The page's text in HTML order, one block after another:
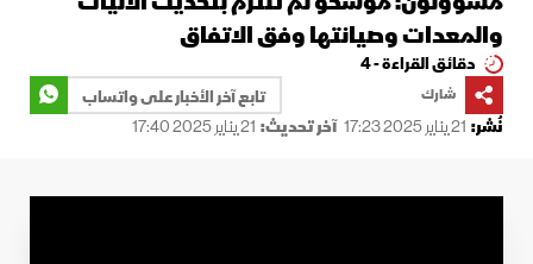
والمعدات وصيانتها وفق الاتفاق
دقائق القراءة - 4
شارك
تابع آخر الأخبار على واتساب
نُشر: 21 يناير 2025 17:23 آخر تحديث: 21 يناير 2025 17:40